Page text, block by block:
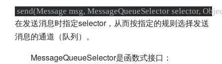
send(Message msg, MessageQueueSelector selector,
在发送消息时指定selector，从而按指定的规则选择发送
消息的通道（队列）。
MessageQueueSelector是函数式接口：